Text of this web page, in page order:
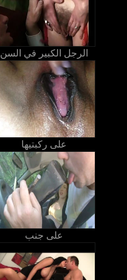
الرجل الكبير في السن
على ركبتيها
على جنب